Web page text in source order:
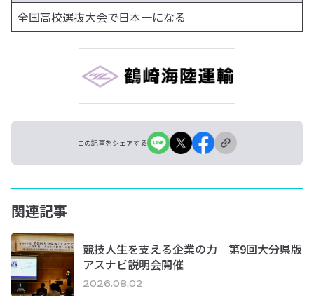
全国高校選抜大会で日本一になる
この記事をシェアする
関連記事
競技人生を支える企業の力 第9回大分県版
アスナビ説明会開催
2026.08.02